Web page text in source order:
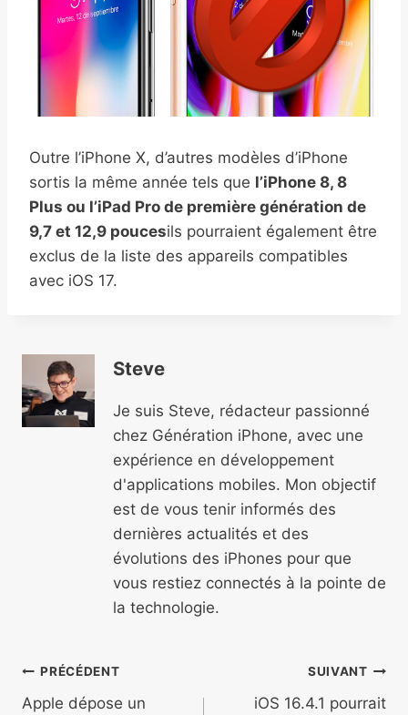
Outre l’iPhone X, d’autres modèles d’iPhone
sortis la même année tels que l’iPhone 8, 8
Plus ou l’iPad Pro de première génération de
9,7 et 12,9 poucesils pourraient également être
exclus de la liste des appareils compatibles
avec iOS 17.
Steve
Je suis Steve, rédacteur passionné
chez Génération iPhone, avec une
expérience en développement
d'applications mobiles. Mon objectif
est de vous tenir informés des
dernières actualités et des
évolutions des iPhones pour que
vous restiez connectés à la pointe de
la technologie.
Navigation
PRÉCÉDENT
Apple dépose un
SUIVANT
iOS 16.4.1 pourrait